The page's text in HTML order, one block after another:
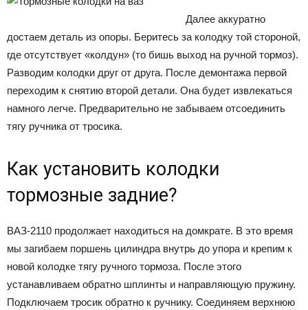
Далее аккуратно
достаем деталь из опоры. Беритесь за колодку той стороной,
где отсутствует «колдун» (то бишь выход на ручной тормоз).
Разводим колодки друг от друга. После демонтажа первой
переходим к снятию второй детали. Она будет извлекаться
намного легче. Предварительно не забываем отсоединить
тягу ручника от тросика.
Как установить колодки
тормозные задние?
ВАЗ-2110 продолжает находиться на домкрате. В это время
мы загибаем поршень цилиндра внутрь до упора и крепим к
новой колодке тягу ручного тормоза. После этого
устанавливаем обратно шплинты и направляющую пружину.
Подключаем тросик обратно к ручнику. Соединяем верхнюю